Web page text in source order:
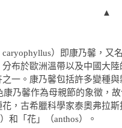
▲
）即康乃馨，又
布於歐洲溫帶以及中國大
一。康乃馨包括許多變種
康乃馨作為母親節的象徵，
，古希臘科學家泰奧弗拉
和「花」（anthos）。